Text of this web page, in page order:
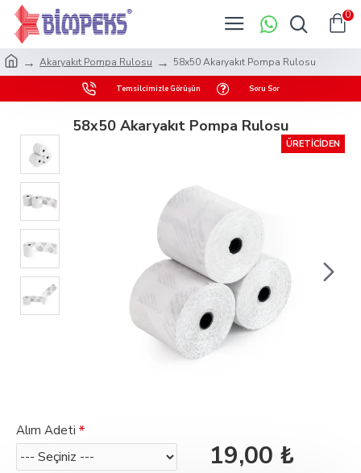
0
Akaryakıt Pompa Rulosu 58x50 Akaryakıt Pompa Rulosu
Temsilcimizle Görüşün Soru Sor
58x50 Akaryakıt Pompa Rulosu
ÜRETİCİDEN
19,00 ₺
Alım Adeti